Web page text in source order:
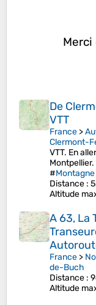
De
VTT
France >
Clermont-
VTT. En
#Montagne
Distance :
Altitude
A 63, La
France >
de-Buch
Distance :
Altitude